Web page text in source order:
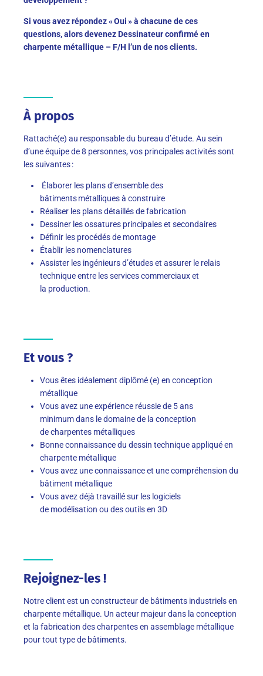
Si vousavezrépondez« Oui » à chacune de ces
questions,alorsdevenezDessinateur confirmé en
charpentemétallique –F/H l’un denos clients.
À propos
Rattaché(e) au responsable du bureau d’étude. Au sein
d’une équipe de 8 personnes, vos principales activités sont
les suivantes :
Élaborer les plans d’ensemble des
bâtiments métalliques à construire
Réaliser les plans détaillés de fabrication
Dessiner les ossatures principales et secondaires
Définir les procédés de montage
Établir les nomenclatures
Assister les ingénieurs d’études et assurer le relais
technique entre les services commerciaux et
la production.
Et vous ?
Vous êtes idéalement diplômé (e) en conception
métallique
Vous avez une expérience réussie de 5 ans
minimum dans le domaine de la conception
de charpentes métalliques
Bonne connaissance du dessin technique appliqué en
charpente métallique
Vous avez une connaissance et une compréhension du
bâtiment métallique
Vous avez déjà travaillé sur les logiciels
de modélisation ou des outils en 3D
Rejoignez-les !
Notre client est un constructeurde bâtiments industriels en
charpente métallique. Un acteur majeur dans la conception
et la fabrication des charpentes en assemblage métallique
pour tout type de bâtiments.